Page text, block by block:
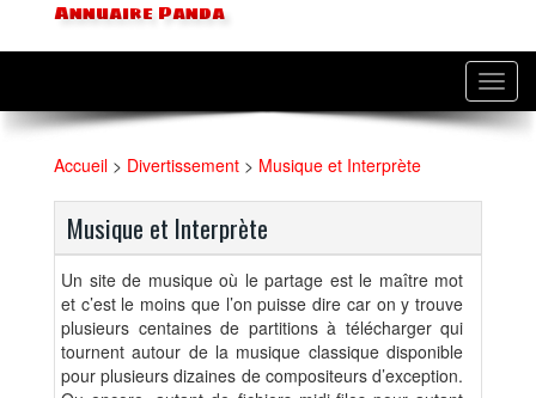
Annuaire Panda
Accueil > Divertissement > Musique et Interprète
Musique et Interprète
Un site de musique où le partage est le maître mot
et c’est le moins que l’on puisse dire car on y trouve
plusieurs centaines de partitions à télécharger qui
tournent autour de la musique classique disponible
pour plusieurs dizaines de compositeurs d’exception.